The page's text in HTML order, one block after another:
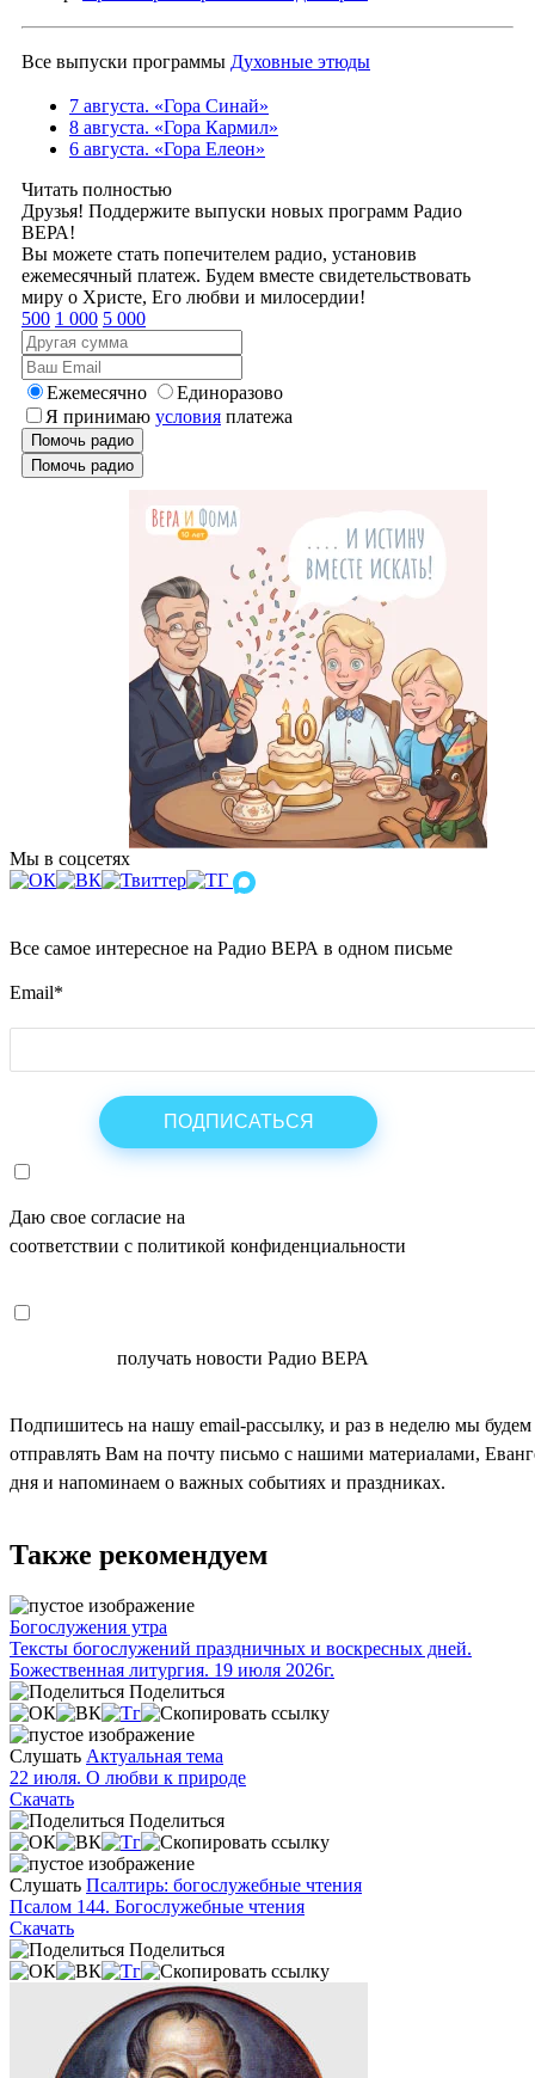
Все выпуски программы Духовные этюды
7 августа. «Гора Синай»
8 августа. «Гора Кармил»
6 августа. «Гора Елеон»
Читать полностью
Друзья! Поддержите выпуски новых программ Радио
ВЕРА!
Вы можете стать попечителем радио, установив
ежемесячный платеж. Будем вместе свидетельствовать
миру о Христе, Его любви и милосердии!
500 1 000 5 000
Ежемесячно
Единоразово
Я принимаю условия платежа
Помочь радио
Помочь радио
Мы в соцсетях
Все самое интересное на Радио ВЕРА в одном письме
Email*
Даю свое согласие на
соответствии с политикой конфиденциальности
получать новости Радио ВЕРА
Подпишитесь на нашу email-рассылку, и раз в неделю мы будем
отправлять Вам на почту письмо с нашими материалами,
дня и напоминаем о важных событиях и праздниках.
Также рекомендуем
Богослужения утра
Тексты богослужений праздничных и воскресных дней.
Божественная литургия. 19 июля 2026г.
Поделиться
Слушать Актуальная тема
22 июля. О любви к природе
Скачать
Поделиться
Слушать Псалтирь: богослужебные чтения
Псалом 144. Богослужебные чтения
Скачать
Поделиться